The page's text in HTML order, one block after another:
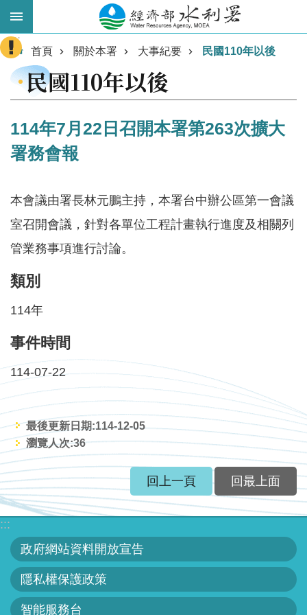
跳到主要內容區塊
進
階
搜
業
務
主
軸
最
水
公
告
訊
息
便
民
服
務
資
訊
:::
首頁 關於本署 大事紀要 民國110年以後
民國110年以後
114年7月22日召開本署第263次擴大
署務會報
本會議由署長林元鵬主持，本署台中辦公區第一會議
室召開會議，針對各單位工程計畫執行進度及相關列
管業務事項進行討論。
類別
114年
事件時間
114-07-22
最後更新日期:114-12-05
瀏覽人次:36
回上一頁 回最上面
:::
政府網站資料開放宣告
隱私權保護政策
智能服務台